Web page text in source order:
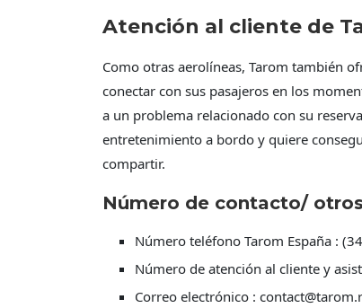
Atención al cliente de
Como otras aerolíneas, Tarom también
conectar con sus pasajeros en los
a un problema relacionado con su
entretenimiento a bordo y quiere
compartir.
Número de contacto/
Número teléfono Tarom España :
Número de atención al cliente y
Correo electrónico :